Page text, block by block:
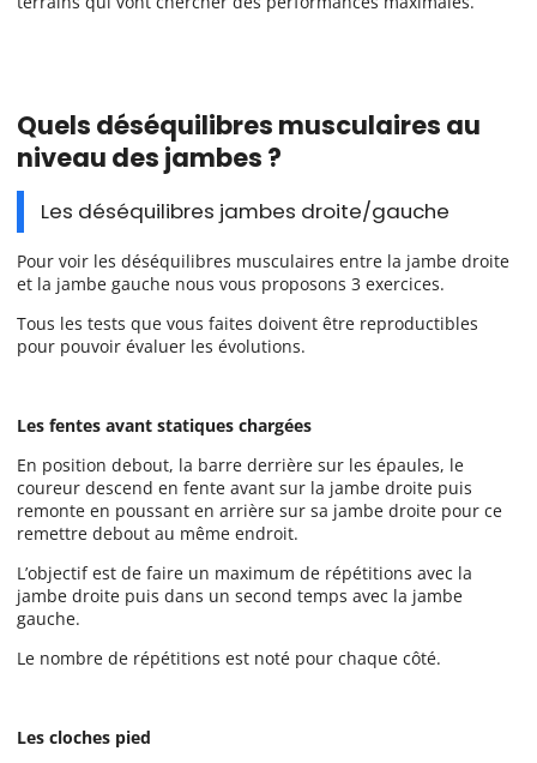
Quels déséquilibres musculaires au
niveau des jambes ?
Les déséquilibres jambes droite/gauche
Pour voir les déséquilibres musculaires entre la jambe droite
et la jambe gauche nous vous proposons 3 exercices.
Tous les tests que vous faites doivent être reproductibles
pour pouvoir évaluer les évolutions.
Les fentes avant statiques chargées
En position debout, la barre derrière sur les épaules, le
coureur descend en fente avant sur la jambe droite puis
remonte en poussant en arrière sur sa jambe droite pour ce
remettre debout au même endroit.
L’objectif est de faire un maximum de répétitions avec la
jambe droite puis dans un second temps avec la jambe
gauche.
Le nombre de répétitions est noté pour chaque côté.
Les cloches pied